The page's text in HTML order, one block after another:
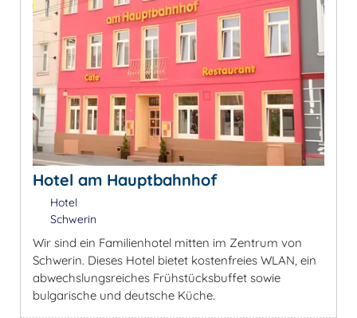
Hotel am Hauptbahnhof
Hotel
Schwerin
Wir sind ein Familienhotel mitten im Zentrum von
Schwerin. Dieses Hotel bietet kostenfreies WLAN, ein
abwechslungsreiches Frühstücksbuffet sowie
bulgarische und deutsche Küche.